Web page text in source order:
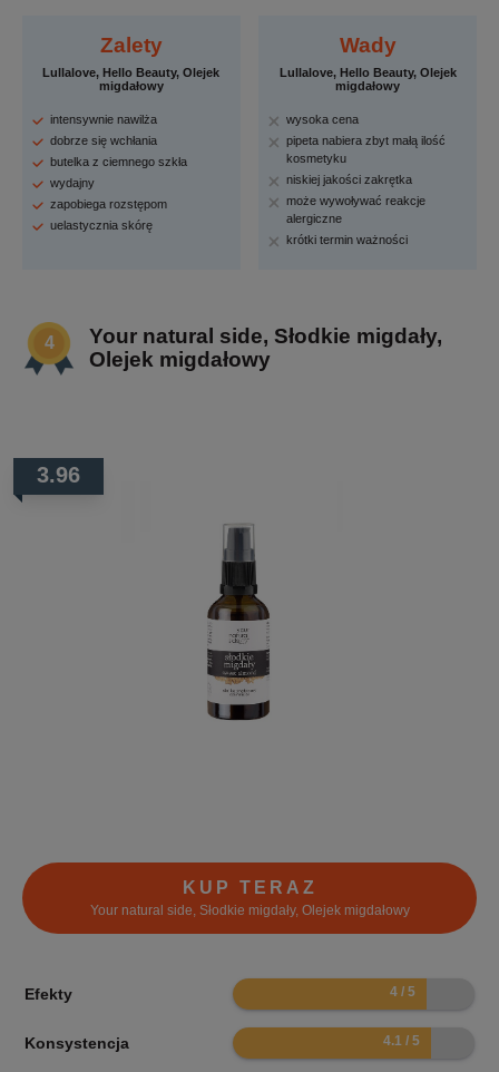
Zalety
Lullalove, Hello Beauty, Olejek
migdałowy
intensywnie nawilża
dobrze się wchłania
butelka z ciemnego szkła
wydajny
zapobiega rozstępom
uelastycznia skórę
Wady
Lullalove, Hello Beauty, Olejek
migdałowy
wysoka cena
pipeta nabiera zbyt małą ilość
kosmetyku
niskiej jakości zakrętka
może wywoływać reakcje
alergiczne
krótki termin ważności
Your natural side, Słodkie migdały,
Olejek migdałowy
3.96
KUP TERAZ
Your natural side, Słodkie migdały, Olejek migdałowy
Efekty 8
Konsystencja 8.2